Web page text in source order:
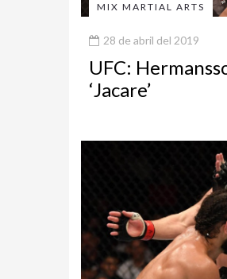
MIX MARTIAL ARTS
28 de abril del 2019
UFC:
‘Jacare’